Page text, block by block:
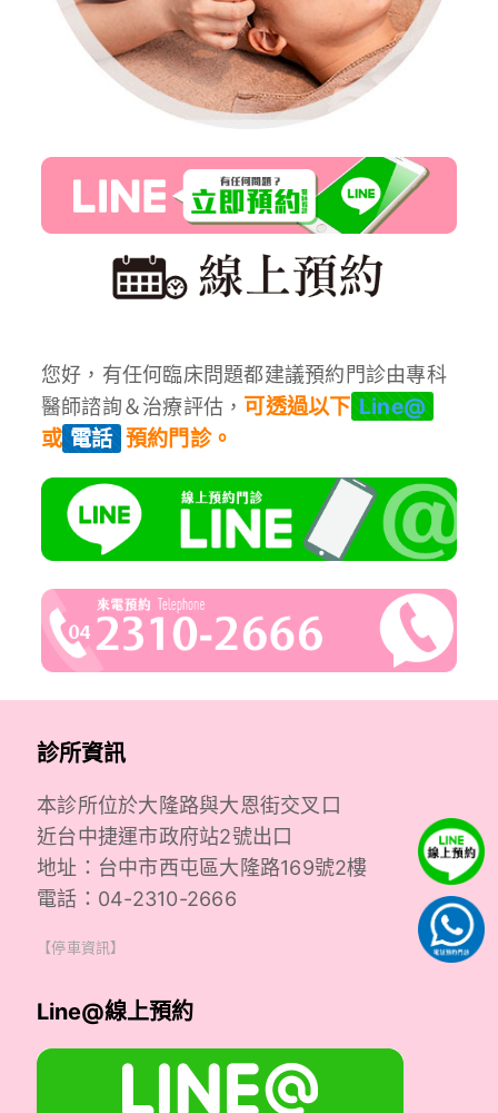
您好，有任何臨床問題都建議預約門診由專科
醫師諮詢＆治療評估， 可透過以下 Line@
或 電話 預約門診。
診所資訊
本診所位於大隆路與大恩街交叉口
近台中捷運市政府站2號出口
地址：台中市西屯區大隆路169號2樓
電話：04-2310-2666
【停車資訊】
Line@線上預約